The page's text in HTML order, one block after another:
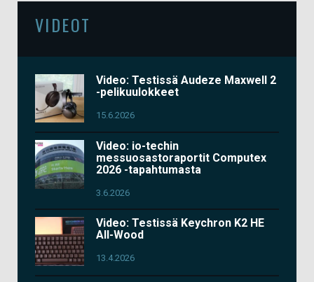
VIDEOT
Video: Testissä Audeze Maxwell 2
-pelikuulokkeet
15.6.2026
Video: io-techin
messuosastoraportit Computex
2026 -tapahtumasta
3.6.2026
Video: Testissä Keychron K2 HE
All-Wood
13.4.2026